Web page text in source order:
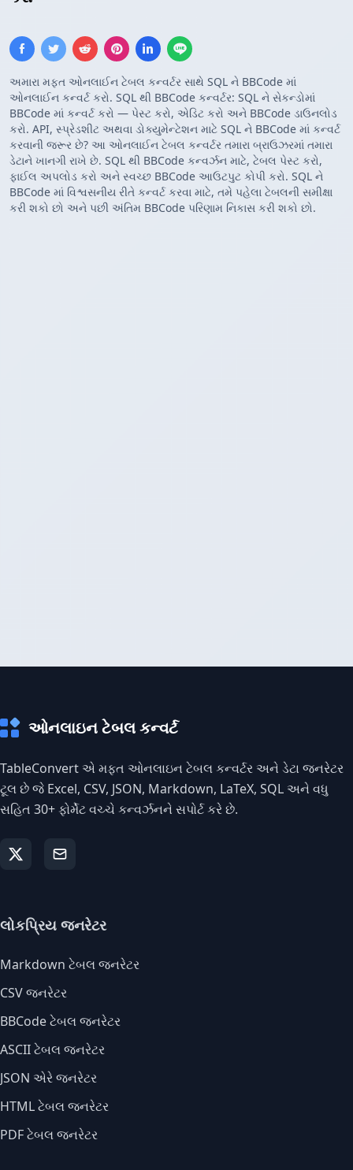
અમારા મફત ઓનલાઈન ટેબલ કન્વર્ટર સાથે SQL ને BBCode માં
ઓનલાઈન કન્વર્ટ કરો. SQL થી BBCode કન્વર્ટર: SQL ને સેકન્ડોમાં
BBCode માં કન્વર્ટ કરો — પેસ્ટ કરો, એડિટ કરો અને BBCode ડાઉનલોડ
કરો. API, સ્પ્રેડશીટ અથવા ડોક્યુમેન્ટેશન માટે SQL ને BBCode માં કન્વર્ટ
કરવાની જરૂર છે? આ ઓનલાઈન ટેબલ કન્વર્ટર તમારા બ્રાઉઝરમાં તમારા
ડેટાને ખાનગી રાખે છે. SQL થી BBCode કન્વર્ઝન માટે, ટેબલ પેસ્ટ કરો,
ફાઈલ અપલોડ કરો અને સ્વચ્છ BBCode આઉટપુટ કોપી કરો. SQL ને
BBCode માં વિશ્વસનીય રીતે કન્વર્ટ કરવા માટે, તમે પહેલા ટેબલની સમીક્ષા
કરી શકો છો અને પછી અંતિમ BBCode પરિણામ નિકાસ કરી શકો છો.
ઓનલાઇન ટેબલ કન્વર્ટ
TableConvert એ મફત ઓનલાઇન ટેબલ કન્વર્ટર અને ડેટા જનરેટર
ટૂલ છે જે Excel, CSV, JSON, Markdown, LaTeX, SQL અને વધુ
સહિત 30+ ફોર્મેટ વચ્ચે કન્વર્ઝનને સપોર્ટ કરે છે.
લોકપ્રિય જનરેટર
Markdown ટેબલ જનરેટર
CSV જનરેટર
BBCode ટેબલ જનરેટર
ASCII ટેબલ જનરેટર
JSON એરે જનરેટર
HTML ટેબલ જનરેટર
PDF ટેબલ જનરેટર